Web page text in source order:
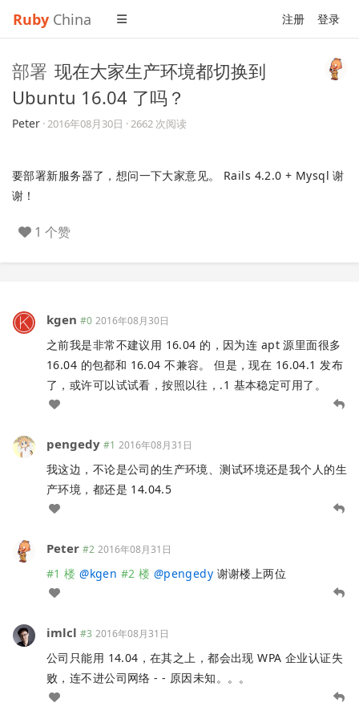
Ruby China 注册 登录
部署 现在大家生产环境都切换到
Ubuntu 16.04 了吗？
Peter ·2016年08月30日 · 2662 次阅读
要部署新服务器了，想问一下大家意见。 Rails 4.2.0 + Mysql 谢
谢！
1 个赞
kgen #0 2016年08月30日
之前我是非常不建议用 16.04 的，因为连 apt 源里面很多
16.04 的包都和 16.04 不兼容。 但是，现在 16.04.1 发布
了，或许可以试试看，按照以往，.1 基本稳定可用了。
pengedy #1 2016年08月31日
我这边，不论是公司的生产环境、测试环境还是我个人的生
产环境，都还是 14.04.5
Peter #2 2016年08月31日
#1 楼 @kgen #2 楼 @pengedy 谢谢楼上两位
imlcl #3 2016年08月31日
公司只能用 14.04，在其之上，都会出现 WPA 企业认证失
败，连不进公司网络 - - 原因未知。。。